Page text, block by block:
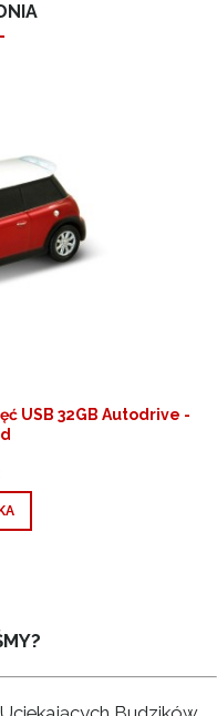
USB 32GB Autodrive -